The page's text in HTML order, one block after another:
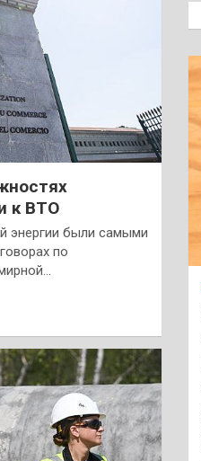
к ВТО
энергии были самыми
по